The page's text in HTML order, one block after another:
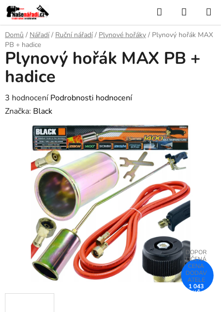
Přejít
na
obsah
Hledat
KOŠÍK
Domů / Nářadí / Ruční nářadí / Plynové hořáky / Plynový hořák MAX
PB + hadice
Plynový hořák MAX PB +
hadice
Průměrné
hodnocení
produktu
hvězdiček.
3 hodnocení Podrobnosti hodnocení
Značka: Black
1 043
KČ